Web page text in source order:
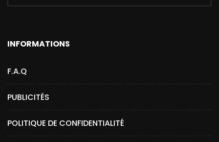
INFORMATIONS
F.A.Q
PUBLICITÉS
POLITIQUE DE CONFIDENTIALITÉ